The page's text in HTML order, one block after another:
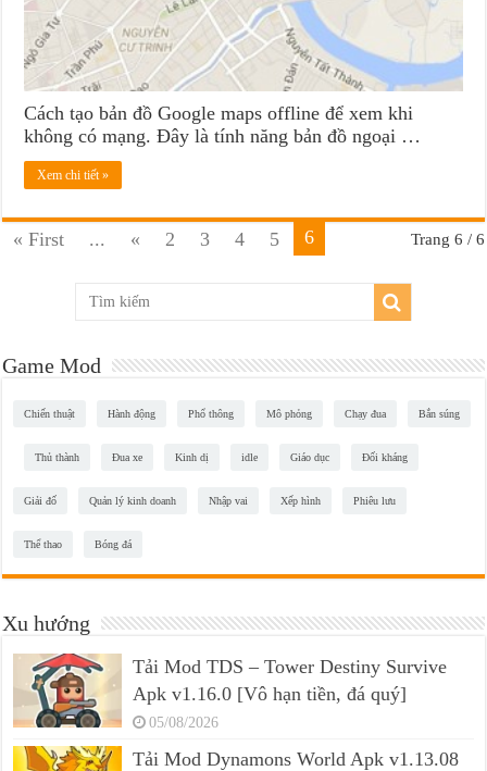
Cách tạo bản đồ Google maps offline để xem khi
không có mạng. Đây là tính năng bản đồ ngoại …
Xem chi tiết »
Trang 6 / 6
« First ... « 2 3 4 5 6
Game Mod
Chiến thuật Hành động Phổ thông Mô phỏng Chạy đua Bắn súng
Thủ thành Đua xe Kinh dị idle Giáo dục Đối kháng
Giải đố Quản lý kinh doanh Nhập vai Xếp hình Phiêu lưu
Thể thao Bóng đá
Xu hướng
Tải Mod TDS – Tower Destiny Survive
Apk v1.16.0 [Vô hạn tiền, đá quý]
05/08/2026
Tải Mod Dynamons World Apk v1.13.08